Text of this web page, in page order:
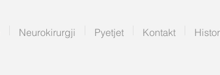
Neurokirurgji Pyetjet Kontakt